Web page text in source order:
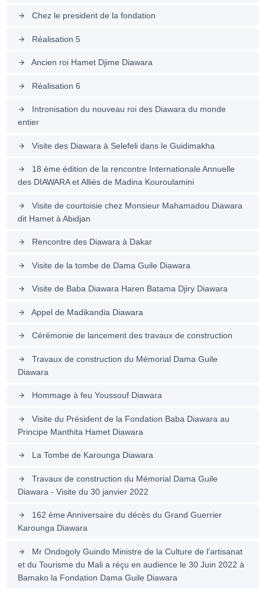
arrow_forward Chez le president de la fondation
arrow_forward Réalisation 5
arrow_forward Ancien roi Hamet Djime Diawara
arrow_forward Réalisation 6
arrow_forward
Intronisation du nouveau roi des Diawara du monde
entier
arrow_forward Visite des Diawara à Selefeli dans le Guidimakha
arrow_forward
18 ème édition de la rencontre Internationale Annuelle
des DIAWARA et Alliés de Madina Kouroulamini
arrow_forward
Visite de courtoisie chez Monsieur Mahamadou Diawara
dit Hamet à Abidjan
arrow_forward Rencontre des Diawara à Dakar
arrow_forward Visite de la tombe de Dama Guile Diawara
arrow_forward Visite de Baba Diawara Haren Batama Djiry Diawara
arrow_forward Appel de Madikandia Diawara
arrow_forward Cérémonie de lancement des travaux de construction
arrow_forward
Travaux de construction du Mémorial Dama Guile
Diawara
arrow_forward Hommage à feu Youssouf Diawara
arrow_forward
Visite du Président de la Fondation Baba Diawara au
Principe Manthita Hamet Diawara
arrow_forward La Tombe de Karounga Diawara
arrow_forward
Travaux de construction du Mémorial Dama Guile
Diawara - Visite du 30 janvier 2022
arrow_forward
162 ème Anniversaire du décès du Grand Guerrier
Karounga Diawara
arrow_forward
Mr Ondogoly Guindo Ministre de la Culture de l'artisanat
et du Tourisme du Mali a réçu en audience le 30 Juin 2022 à
Bamako la Fondation Dama Guile Diawara